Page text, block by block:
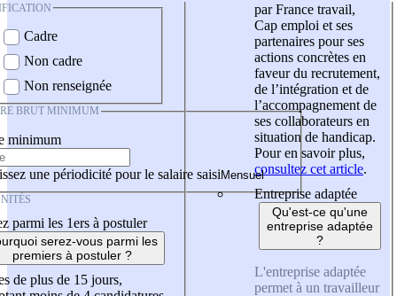
Cadre
Non cadre
Non renseignée
BRUT MINIMUM
minimum
une périodicité pour le salaire saisi
parmi les 1ers à postuler
serez-vous parmi les
premiers à postuler ?
de plus de 15 jours,
par France travail,
Cap emploi et ses
partenaires pour ses
actions concrètes en
faveur du recrutement,
de l’intégration et de
l’accompagnement de
ses collaborateurs en
situation de handicap.
Pour en savoir plus,
consultez cet article.
Entreprise adaptée
Qu'est-ce qu'une
entreprise adaptée
?
L'entreprise adaptée
permet à un travailleur